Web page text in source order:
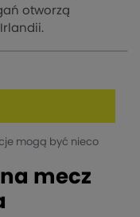
otworzą
mogą być nieco
mecz